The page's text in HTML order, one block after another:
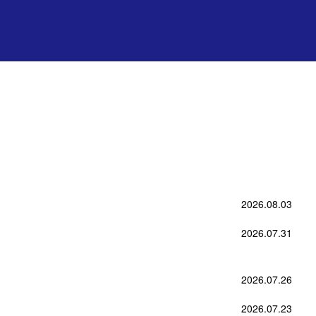
2026.08.03
2026.07.31
2026.07.26
2026.07.23